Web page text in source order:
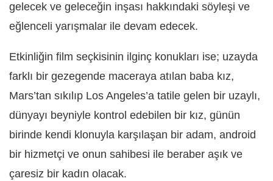
gelecek ve geleceğin inşası hakkındaki söyleşi ve
eğlenceli yarışmalar ile devam edecek.
Etkinliğin film seçkisinin ilginç konukları ise; uzayda
farklı bir gezegende maceraya atılan baba kız,
Mars’tan sıkılıp Los Angeles’a tatile gelen bir uzaylı,
dünyayı beyniyle kontrol edebilen bir kız, günün
birinde kendi klonuyla karşılaşan bir adam, android
bir hizmetçi ve onun sahibesi ile beraber aşık ve
çaresiz bir kadın olacak.